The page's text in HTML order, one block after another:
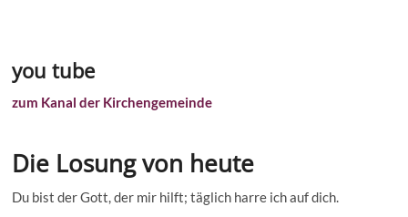
you tube
zum Kanal der Kirchengemeinde
Die Losung von heute
Du bist der Gott, der mir hilft; täglich harre ich auf dich.